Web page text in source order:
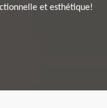
et esthétique!